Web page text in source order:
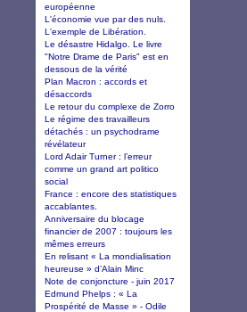
européenne
L'économie vue par des nuls.
L'exemple de Libération.
Le désastre Hidalgo. Le livre
"Notre Drame de Paris" est en
dessous de la vérité
Plan Macron : accords et
désaccords
Le retour du complexe de Zorro
Le régime des travailleurs
détachés : un psychodrame
révélateur
Lord Adair Turner : l’erreur
comme un grand art politico
social
France : encore des statistiques
accablantes.
Anniversaire du blocage
financier de 2007 : toujours les
mêmes erreurs
En relisant « La mondialisation
heureuse » d’Alain Minc
Note de conjoncture - juin 2017
Edmund Phelps : « La
Prospérité de Masse » - Odile